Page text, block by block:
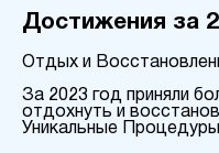
Достижения за
Отдых и
За 2023 год приняли
отдохнуть и
Уникальные